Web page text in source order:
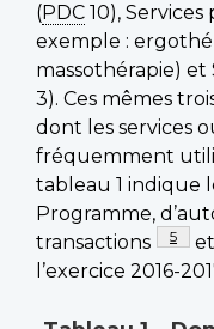
(PDC 10),
exemple :
massothérapie) et
3). Ces mêmes
dont les services
fréquemment
tableau 1 indique
Programme,
transactions
Note
5
l’exercice 2016-